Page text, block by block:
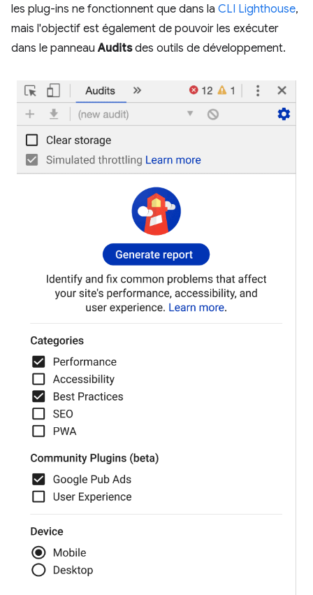
les plug-ins ne fonctionnent que dans la CLI Lighthouse,
mais l'objectif est également de pouvoir les exécuter
dans le panneauAuditsdes outils de développement.